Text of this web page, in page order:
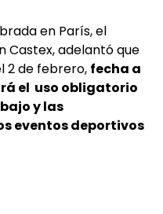
en París, el
Castex, adelantó que
2 de febrero, fecha a
el uso obligatorio
y las
eventos deportivos